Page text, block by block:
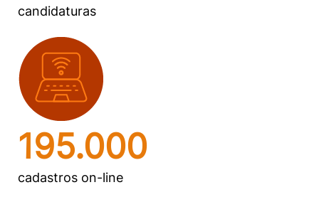
candidaturas
195.000
cadastros on-line